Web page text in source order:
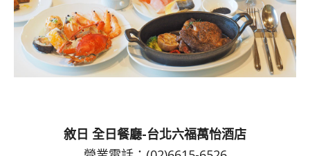
敘日 全日餐廳-台北六福萬怡酒店